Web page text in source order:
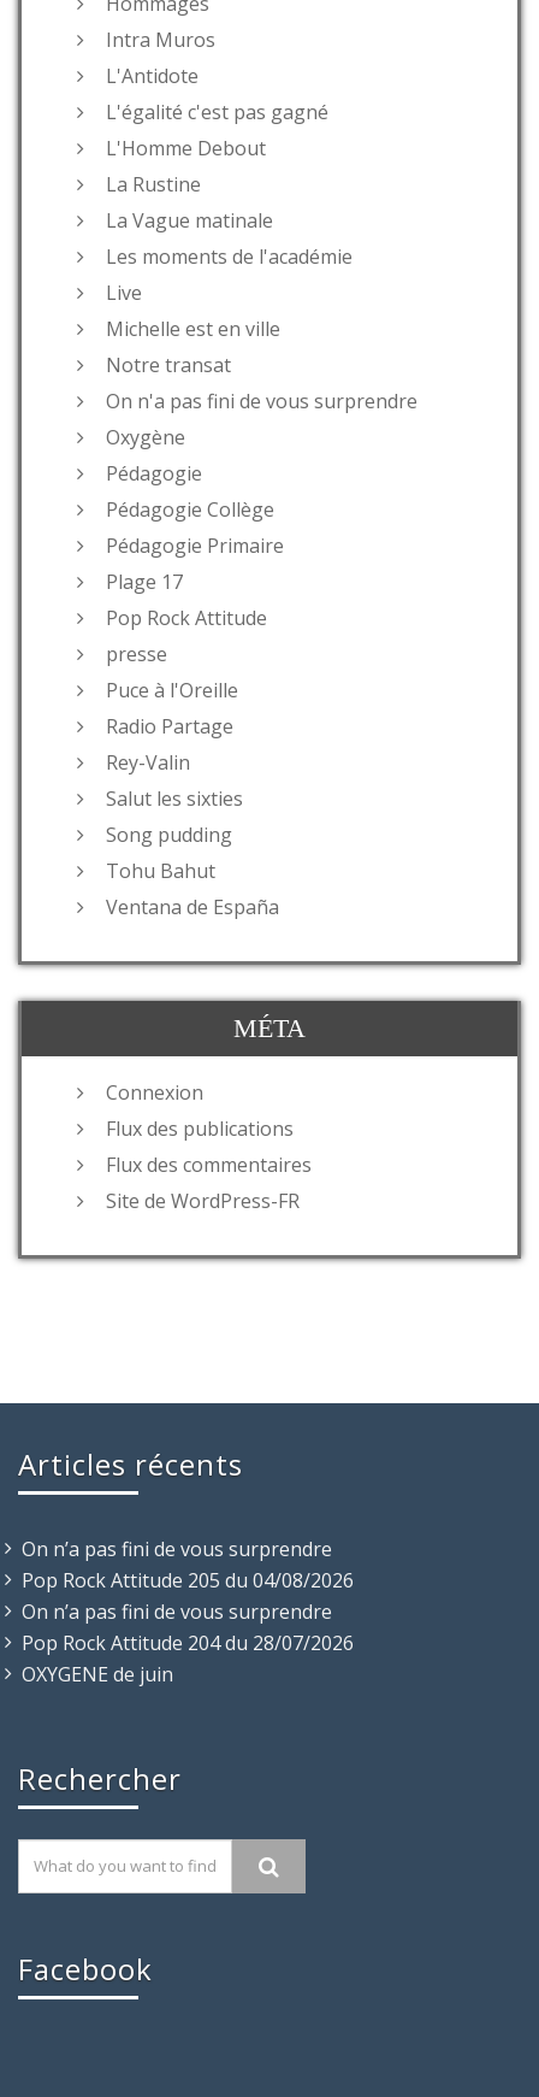
Intra Muros
L'Antidote
L'égalité c'est pas gagné
L'Homme Debout
La Rustine
La Vague matinale
Les moments de l'académie
Live
Michelle est en ville
Notre transat
On n'a pas fini de vous surprendre
Oxygène
Pédagogie
Pédagogie Collège
Pédagogie Primaire
Plage 17
Pop Rock Attitude
presse
Puce à l'Oreille
Radio Partage
Rey-Valin
Salut les sixties
Song pudding
Tohu Bahut
Ventana de España
MÉTA
Connexion
Flux des publications
Flux des commentaires
Site de WordPress-FR
Articles récents
On n’a pas fini de vous surprendre
Pop Rock Attitude 205 du 04/08/2026
On n’a pas fini de vous surprendre
Pop Rock Attitude 204 du 28/07/2026
OXYGENE de juin
Rechercher
Facebook